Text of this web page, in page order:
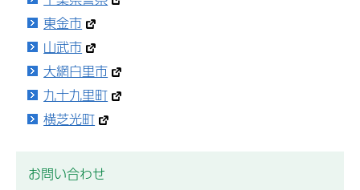
東金市
山武市
大網白里市
九十九里町
横芝光町
お問い合わせ